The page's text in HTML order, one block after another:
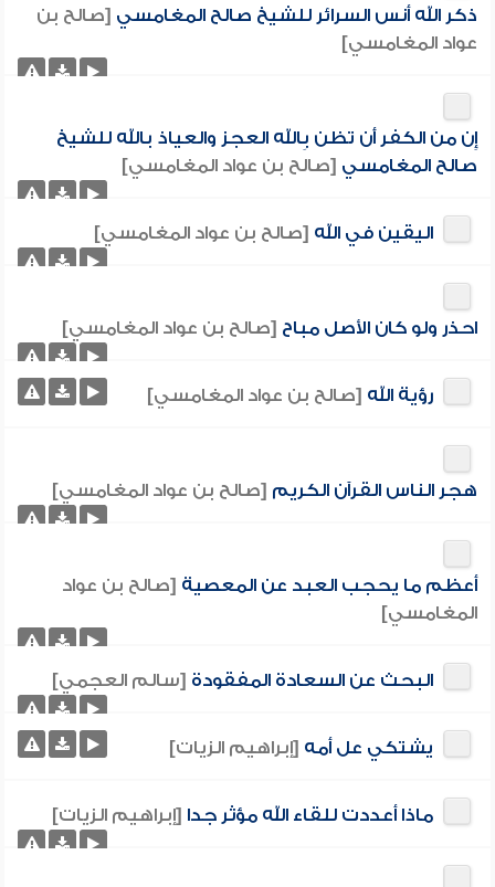
ذكر الله أنس السرائر للشيخ صالح المغامسي [صالح بن
عواد المغامسي]
إِن من الكفر أَن تظن بِالله العجز والعياذ بالله للشيخ
صالح المغامسي [صالح بن عواد المغامسي]
اليقين في الله [صالح بن عواد المغامسي]
احذر ولو كان الأصل مباح [صالح بن عواد المغامسي]
رؤية الله [صالح بن عواد المغامسي]
هجر الناس القرآن الكريم [صالح بن عواد المغامسي]
أعظم ما يحجب العبد عن المعصية [صالح بن عواد
المغامسي]
البحث عن السعادة المفقودة [سالم العجمي]
يشتكي عل أمه [إبراهيم الزيات]
ماذا أعددت للقاء الله مؤثر جدا [إبراهيم الزيات]